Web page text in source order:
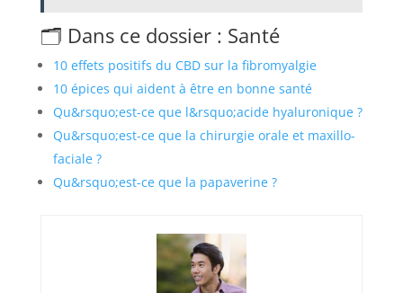
🗂️ Dans ce dossier : Santé
10 effets positifs du CBD sur la fibromyalgie
10 épices qui aident à être en bonne santé
Qu&rsquo;est-ce que l&rsquo;acide hyaluronique ?
Qu&rsquo;est-ce que la chirurgie orale et maxillo-
faciale ?
Qu&rsquo;est-ce que la papaverine ?